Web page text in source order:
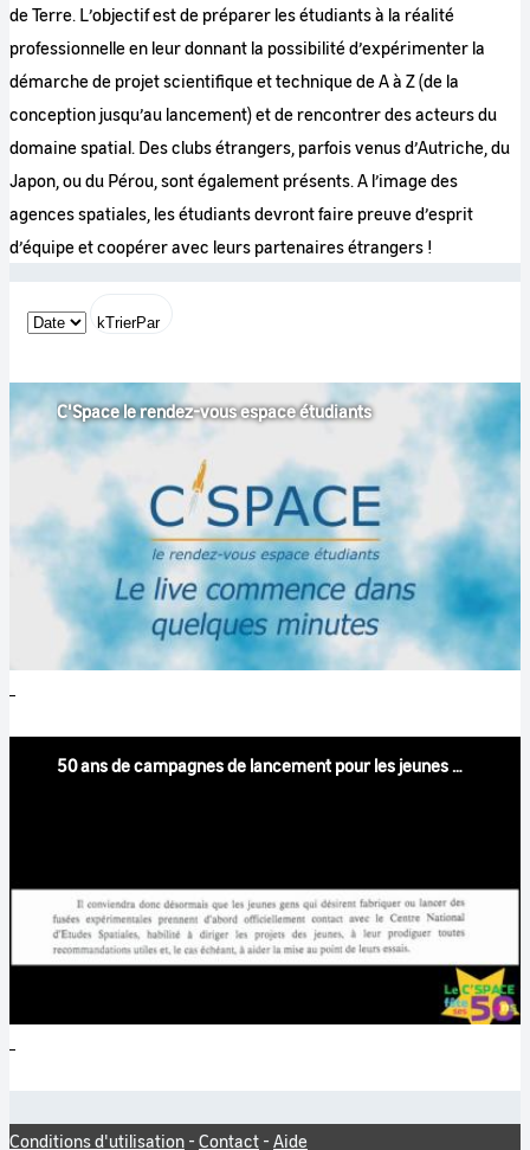
de Terre. L’objectif est de préparer les étudiants à la réalité
professionnelle en leur donnant la possibilité d’expérimenter la
démarche de projet scientifique et technique de A à Z (de la
conception jusqu’au lancement) et de rencontrer des acteurs du
domaine spatial. Des clubs étrangers, parfois venus d’Autriche, du
Japon, ou du Pérou, sont également présents. A l’image des
agences spatiales, les étudiants devront faire preuve d’esprit
d’équipe et coopérer avec leurs partenaires étrangers !
kTrierPar
C'Space le rendez-vous espace étudiants
50 ans de campagnes de lancement pour les jeunes [version courte]
Conditions d'utilisation - Contact - Aide